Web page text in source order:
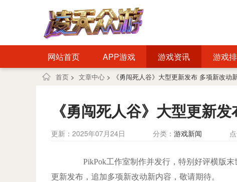
网站首页 APP游戏 游戏资讯 游戏
首页 > 文章中心 > 《勇闯死人谷》大型更新发布 多项新改动
《勇闯死人谷》大型更新
更新：2025年07月24日 分类： 游戏新闻
PikPok工作室制作并发行，特别好评横版末
更新发布，追加多项新改动新内容，敬请期待。